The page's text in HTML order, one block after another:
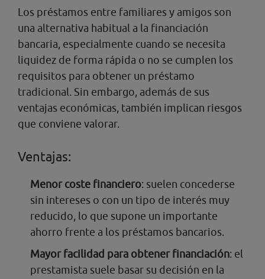
Los préstamos entre familiares y amigos son
una alternativa habitual a la financiación
bancaria, especialmente cuando se necesita
liquidez de forma rápida o no se cumplen los
requisitos para obtener un préstamo
tradicional. Sin embargo, además de sus
ventajas económicas, también implican riesgos
que conviene valorar.
Ventajas:
Menor coste financiero: suelen concederse
sin intereses o con un tipo de interés muy
reducido, lo que supone un importante
ahorro frente a los préstamos bancarios.
Mayor facilidad para obtener financiación: el
prestamista suele basar su decisión en la